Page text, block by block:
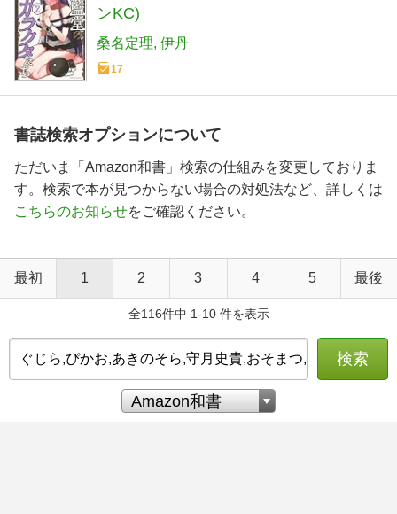
ンKC)
桑名定理 伊丹
17
書誌検索オプションについて
ただいま「Amazon和書」検索の仕組みを変更しておりま
す。検索で本が見つからない場合の対処法など、詳しくは
こちらのお知らせをご確認ください。
最初 1 2 3 4 5 最後
全116件中 1-10 件を表示
検索